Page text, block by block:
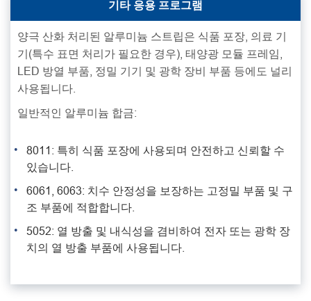
기타 응용 프로그램
양극 산화 처리된 알루미늄 스트립은 식품 포장, 의료 기
기(특수 표면 처리가 필요한 경우), 태양광 모듈 프레임,
LED 방열 부품, 정밀 기기 및 광학 장비 부품 등에도 널리
사용됩니다.
일반적인 알루미늄 합금:
8011: 특히 식품 포장에 사용되며 안전하고 신뢰할 수
있습니다.
6061, 6063: 치수 안정성을 보장하는 고정밀 부품 및 구
조 부품에 적합합니다.
5052: 열 방출 및 내식성을 겸비하여 전자 또는 광학 장
치의 열 방출 부품에 사용됩니다.